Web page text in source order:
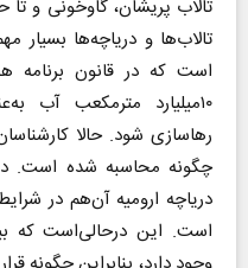
تالاب پریشان، گاوخونی و
تالاب‌ها و دریاچه‌ها بسیار
است که در قانون برنامه
۱۰میلیارد مترمکعب آب
چگونه محاسبه شده است. در